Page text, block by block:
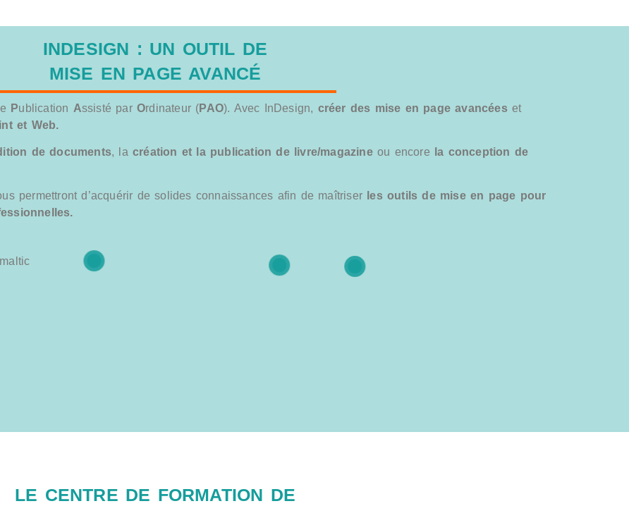
INDESIGN : UN OUTIL DE
MISE EN PAGE AVANCÉ
Publication Assisté parOrdinateur (PAO). Avec InDesign, créer des mise en page avancées et
et Web.
de documents, la création et la publication de livre/magazine ou encore la conception de
permettront d’acquérir de solides connaissances afin de maîtriser les outils de mise en page pour
LE CENTRE DE FORMATION DE